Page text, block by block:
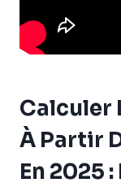
Calculer
À Partir
En 2025